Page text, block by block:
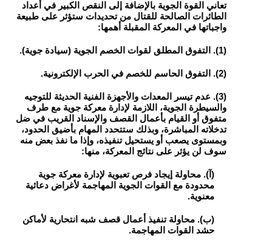
تعاني القوة الجوية بالإضافة إلى النقص الكبير في أعداد
الطائرات الصالحة للقتال من تحديدات ستؤثر على طبيعة
واجباتها في المعركة المقبلة أهمها:
(1). التفوق المطلق لقوات الخصم الجوية (سيادة جوية).
(2). التفوق الحاسم للخصم في الحرب الإلكترونية.
(3). عدم تيسر المعدات والأجهزة الفنية الحديثة للتوجيه
والسيطرة الجوية، اللازمة لإدارة معركة جوية مع طرف
متفوق أو القيام بأعمال القصف والإسناد القريب في ضل
تدخلاته المباشرة، وبذلك ستتحدد المهام بأضيق الحدود،
وبمستوى يصعب أو يستحيل تنفيذه، وإذا ما نفذ بعض منه
سوف لن يؤثر على نتائج المعركة، منها:
(آ). محاولة إيجاد فرص تعبوية لإدارة معركة جوية
محدودة مع القوات الجوية المهاجمة لأغراض دعائية
معنوية.
(ب). محاولة تنفيذ أعمال قصف شبه انتحارية لأماكن
حشد القوات المهاجمة.